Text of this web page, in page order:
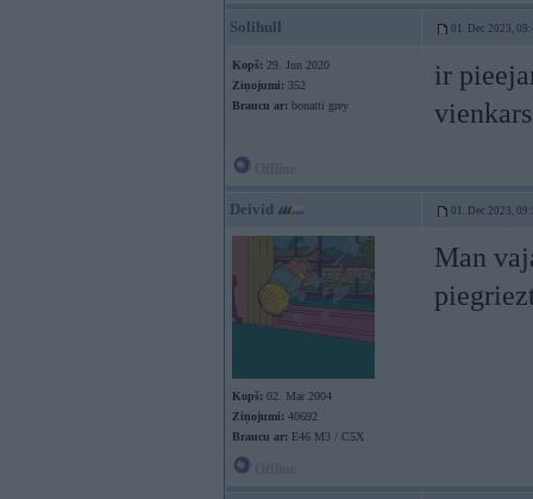
Solihull 01. Dec 2023,
Kopš: 29. Jun 2020
Ziņojumi: 352
Braucu ar: bonatti grey
ir
Deivid 01. Dec 2023,
Kopš: 02. Mar 2004
Ziņojumi: 40692
Braucu ar: E46 M3 / C5X
Man